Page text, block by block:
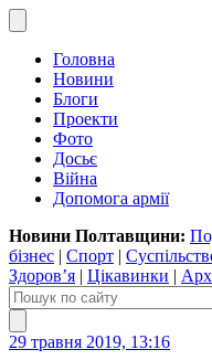
Головна
Новини
Блоги
Проекти
Фото
Досьє
Війна
Допомога армії
Новини Полтавщини:
бізнес | Спорт |
Здоров’я | Цікавинки |
29 травня 2019, 13:16